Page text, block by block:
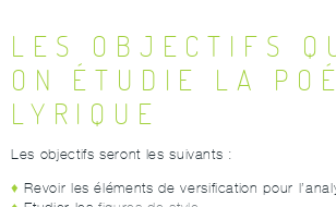
LES OBJECTIFS
ON ÉTUDIE LA
LYRIQUE
Les objectifs seront les suivants :
Revoir les éléments de versification pour